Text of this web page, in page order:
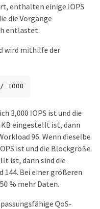
enthalten einige IOPS
die Vorgänge
entlastet.
wird mithilfe der
1000
3,000 IOPS ist und die
eingestellt ist, dann
96. Wenn dieselbe
ist und die Blockgröße
ist, dann sind die
144. Bei einer größeren
% mehr Daten.
QoS-